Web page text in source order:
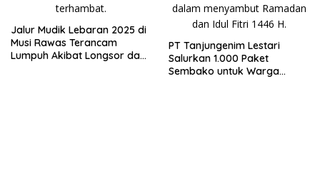
Jalur Mudik Lebaran 2025 di
Musi Rawas Terancam
Lumpuh Akibat Longsor dan
PT Tanjungenim Lestari
Salurkan 1.000 Paket
Sembako untuk Warga